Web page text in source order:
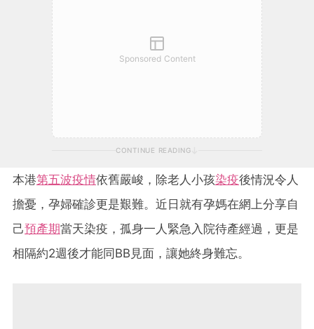
Sponsored Content
CONTINUE READING
本港第五波疫情依舊嚴峻，除老人小孩染疫後情況令人
擔憂，孕婦確診更是艱難。近日就有孕媽在網上分享自
己預產期當天染疫，孤身一人緊急入院待產經過，更是
相隔約2週後才能同BB見面，讓她終身難忘。